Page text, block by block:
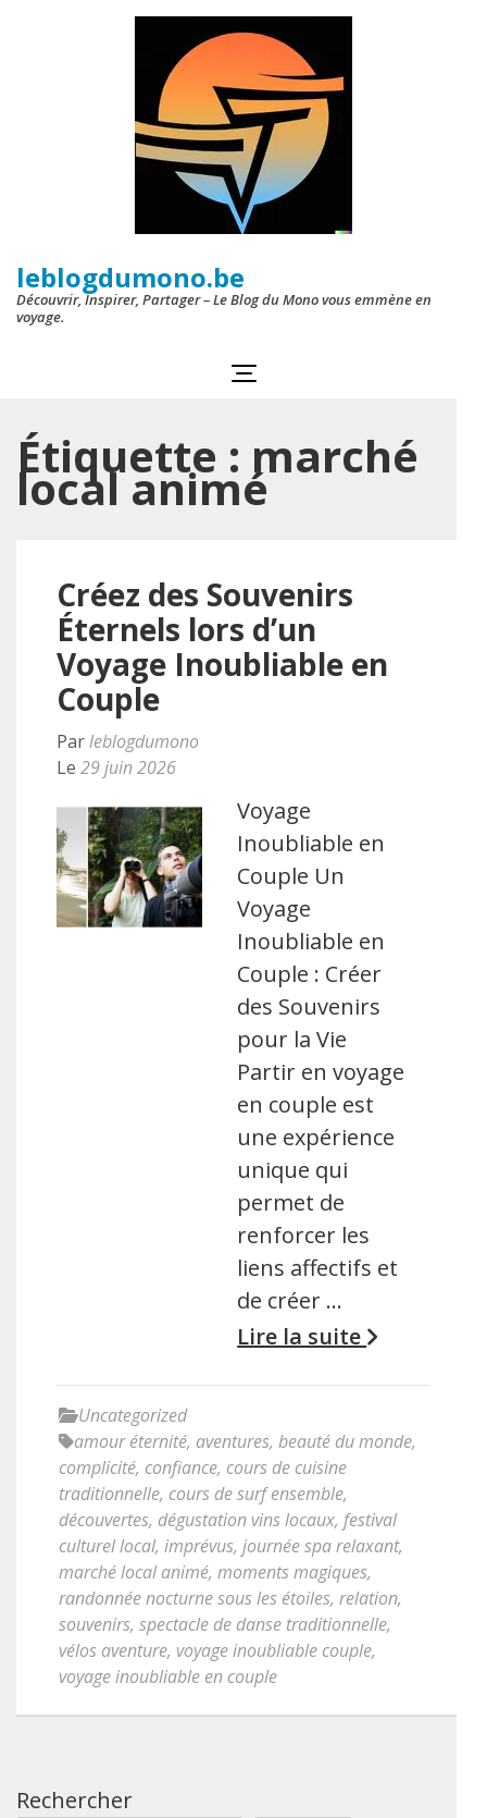
leblogdumono.be
Découvrir, Inspirer, Partager – Le Blog du Mono vous emmène en
voyage.
Étiquette : marché
local animé
Créez des Souvenirs
Éternels lors d’un
Voyage Inoubliable en
Couple
Parleblogdumono
Le 29 juin 2026
Voyage
Inoubliable en
Couple Un
Voyage
Inoubliable en
Couple : Créer
des Souvenirs
pour la Vie
Partir en voyage
en couple est
une expérience
unique qui
permet de
renforcer les
liens affectifs et
de créer …
Lire la suite
Uncategorized
amour éternité, aventures, beauté du monde,
complicité, confiance, cours de cuisine
traditionnelle, cours de surf ensemble,
découvertes, dégustation vins locaux, festival
culturel local, imprévus, journée spa relaxant,
marché local animé, moments magiques,
randonnée nocturne sous les étoiles, relation,
souvenirs, spectacle de danse traditionnelle,
vélos aventure, voyage inoubliable couple,
voyage inoubliable en couple
Rechercher